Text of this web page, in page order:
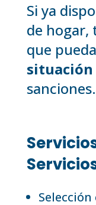
Si ya
de hogar,
que
situación
sanciones.